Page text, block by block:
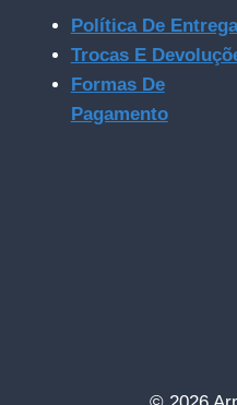
Política De Entrega
Trocas E
Formas De
Pagamento